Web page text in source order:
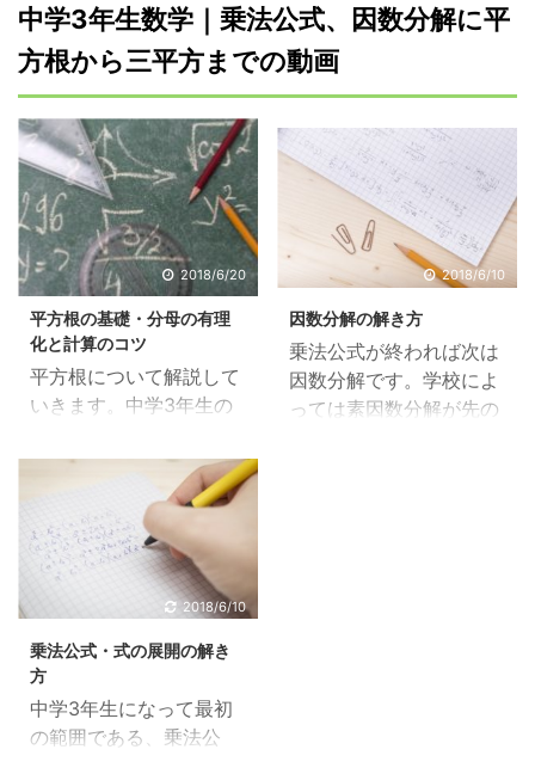
中学3年生数学｜乗法公式、因数分解に平
方根から三平方までの動画
2018/6/20
平方根の基礎・分母の有理
化と計算のコツ
平方根について解説して
いきます。中学3年生の
数分解、因数分解と習っ
てきました。そして今度
は聞き慣れない言葉であ
る「平方根」です。 電卓
についている√（ルー
ト）の記号は見たことが
に使ったことはないでし
ょうし、何のためにある
のか、読み方さえわから
なかったですよね。 いよ
2018/6/10
因数分解の解き方
乗法公式が終われば次は
因数分解です。学校によ
っては素因数分解が先の
2018/6/10
乗法公式・式の展開の解き
方
中学3年生になって最初
の範囲である、乗法公